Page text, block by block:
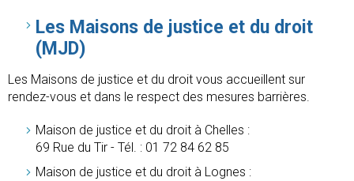
Les Maisons de justice et du droit
(MJD)
Les Maisons de justice et du droit vous accueillent sur
rendez-vous et dans le respect des mesures barrières.
Maison de justice et du droit à Chelles :
69 Rue du Tir - Tél. : 01 72 84 62 85
Maison de justice et du droit à Lognes :